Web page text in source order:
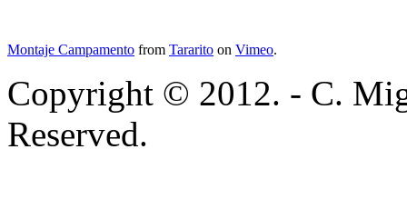
Montaje Campamento from Tararito on Vimeo.
Copyright © 2012. - C.
Reserved.